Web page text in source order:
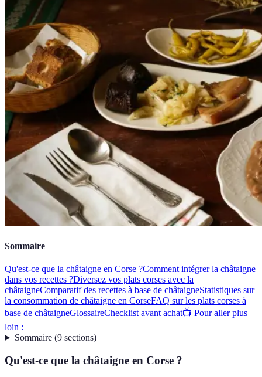
Sommaire
Qu'est-ce que la châtaigne en Corse ?Comment intégrer la châtaigne
dans vos recettes ?Diversez vos plats corses avec la
châtaigneComparatif des recettes à base de châtaigneStatistiques sur
la consommation de châtaigne en CorseFAQ sur les plats corses à
base de châtaigneGlossaireChecklist avant achat📺 Pour aller plus
loin :
Sommaire(9 sections)
Qu'est-ce que la châtaigne en Corse ?